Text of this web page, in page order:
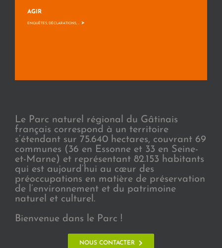
AGIR
ENQUÊTES, DÉCLARATIONS, ... >
Le Parc naturel régional du Gâtinais
français correspond à un territoire
s’étendant sur 75.640 hectares, couvrant 69
communes (36 en Essonne et 33 en Seine-
et-Marne) et représentant 82.153 habitants
qui est aujourd’hui au cœur des
préoccupations en matière de préservation
de l’environnement et du patrimoine
naturel et culturel.
Bienvenue dans le Parc !
NOUS CONTACTER